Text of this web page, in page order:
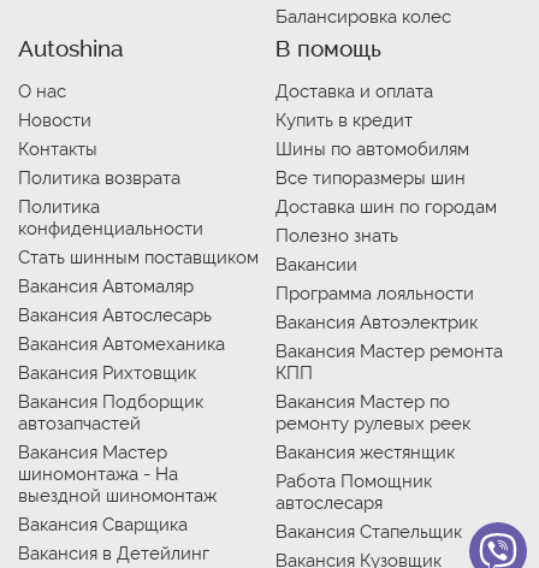
Балансировка колес
Autoshina
О нас
Новости
Контакты
Политика возврата
Политика
конфиденциальности
Стать шинным поставщиком
Вакансия Автомаляр
Вакансия Автослесарь
Вакансия Автомеханика
Вакансия Рихтовщик
Вакансия Подборщик
автозапчастей
Вакансия Мастер
шиномонтажа - На
выездной шиномонтаж
Вакансия Сварщика
Вакансия в Детейлинг
В помощь
Доставка и оплата
Купить в кредит
Шины по автомобилям
Все типоразмеры шин
Доставка шин по городам
Полезно знать
Вакансии
Программа лояльности
Вакансия Автоэлектрик
Вакансия Мастер ремонта
КПП
Вакансия Мастер по
ремонту рулевых реек
Вакансия жестянщик
Работа Помощник
автослесаря
Вакансия Стапельщик
Вакансия Кузовщик